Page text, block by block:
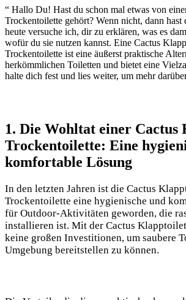
“ Hallo Du! Hast du schon mal etwas von
Trockentoilette gehört? Wenn nicht, dann
heute versuche ich, dir zu erklären, was es
wofür du sie nutzen kannst. Eine Cactus
Trockentoilette ist eine äußerst praktische
herkömmlichen Toiletten und bietet eine
halte dich fest und lies weiter, um mehr
1. Die Wohltat einer Cactus
Trockentoilette: Eine
komfortable Lösung
In den letzten Jahren ist die Cactus
Trockentoilette eine hygienische und
für Outdoor-Aktivitäten geworden, die
installieren ist. Mit der Cactus
keine großen Investitionen, um saubere
Umgebung bereitstellen zu können.